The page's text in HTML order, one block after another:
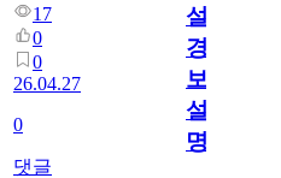
17
0
0
26.04.27
0
댓글
설
경
보
설
명)